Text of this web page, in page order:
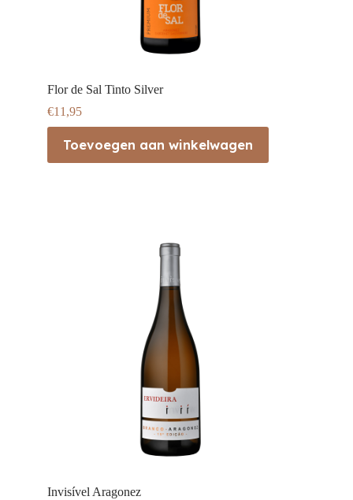
Flor de Sal Tinto Silver
€11,95
Toevoegen aan winkelwagen
Invisível Aragonez